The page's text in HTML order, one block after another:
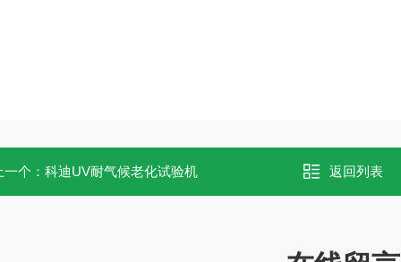
一个： 科迪UV耐气候老化试验机 返回列表